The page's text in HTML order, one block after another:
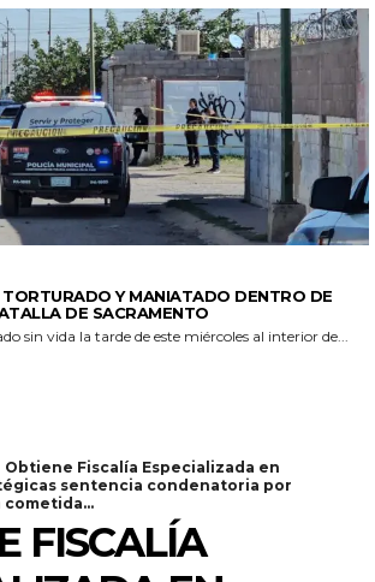
Y MANIATADO DENTRO DE
DE SACRAMENTO
sin vida la tarde de este miércoles al interior de...